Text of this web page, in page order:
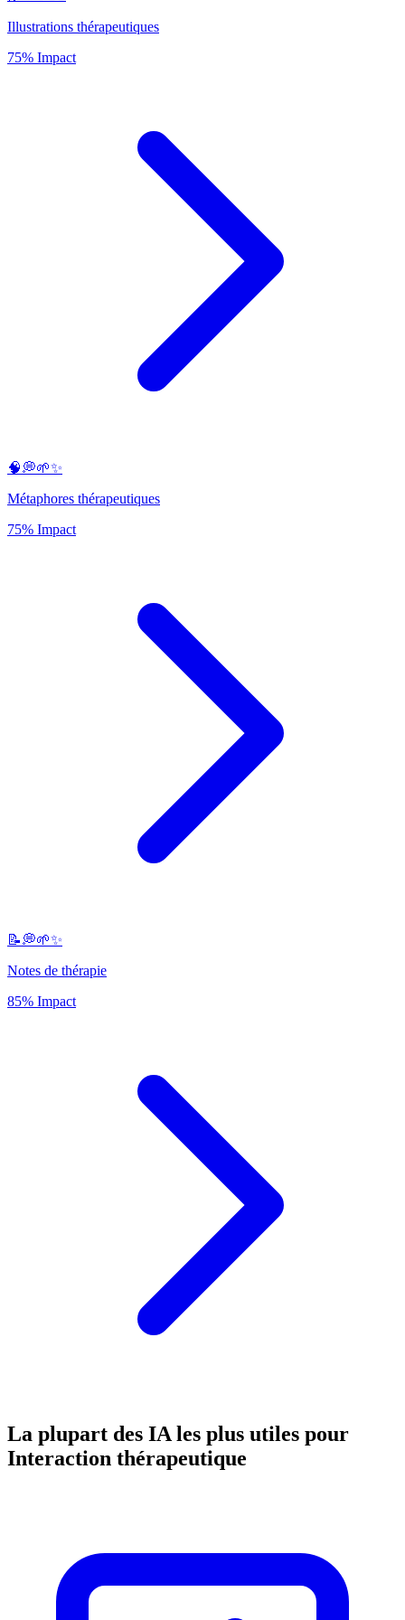
Illustrations thérapeutiques
75% Impact
🧠💭🌱✨
Métaphores thérapeutiques
75% Impact
📝💭🌱✨
Notes de thérapie
85% Impact
La plupart des IA les plus utiles pour
Interaction thérapeutique